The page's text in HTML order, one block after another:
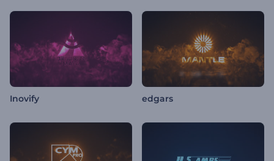
Inovify edgars